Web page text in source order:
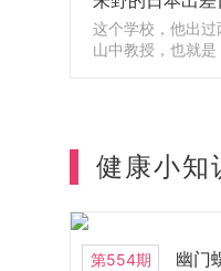
这个学校，他出
山中教授，也就
部附属医院。那
府立大学合并了
学奖，不过呢，
健康小知
第554期 幽门